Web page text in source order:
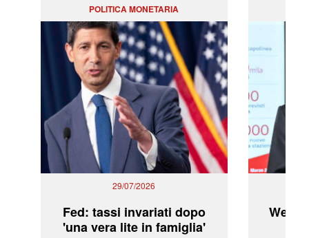
POLITICA MONETARIA
29/07/2026
Fed: tassi invariati dopo
'una vera lite in famiglia'